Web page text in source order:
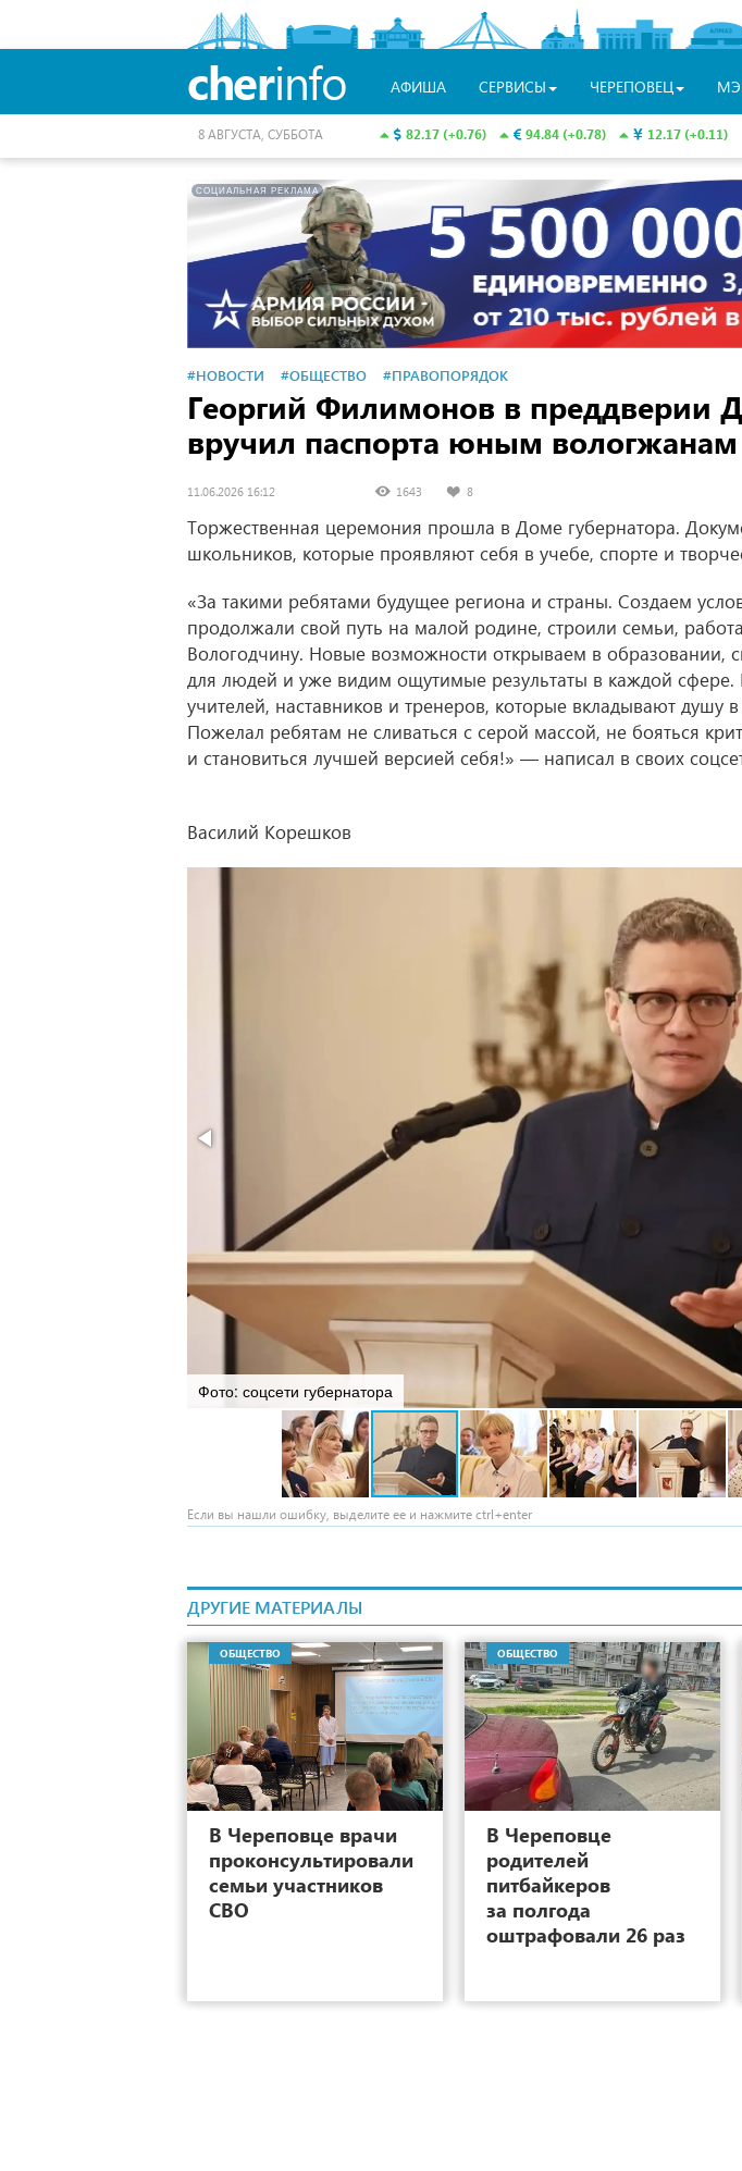
cherinfo АФИША СЕРВИСЫ ЧЕРЕПОВЕЦ
82.17 (+0.76) 94.84 (+0.78) 12.17 (+0.11)
8 АВГУСТА, СУББОТА
СОЦИАЛЬНАЯ РЕКЛАМА
#НОВОСТИ #ОБЩЕСТВО #ПРАВОПОРЯДОК
Георгий Филимонов в преддверии
вручил паспорта юным вологжанам
11.06.2026 16:12 1643 8
Торжественная церемония прошла в Доме губернатора.
школьников, которые проявляют себя в учебе, спорте и
«За такими ребятами будущее региона и страны. Создаем
продолжали свой путь на малой родине, строили семьи,
Вологодчину. Новые возможности открываем в образовании,
для людей и уже видим ощутимые результаты в каждой сфере.
учителей, наставников и тренеров, которые вкладывают душу
Пожелал ребятам не сливаться с серой массой, не бояться
и становиться лучшей версией себя!» — написал в своих
Василий Корешков
Фото: соцсети губернатора
Если вы нашли ошибку, выделите ее и нажмите ctrl+enter
ДРУГИЕ МАТЕРИАЛЫ
ОБЩЕСТВО
2
В Череповце врачи
проконсультировали
семьи участников
СВО
ОБЩЕСТВО
10
В Череповце
родителей
питбайкеров
за полгода
оштрафовали 26 раз